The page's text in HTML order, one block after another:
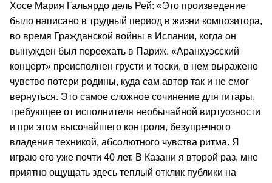
Хосе Мария Гальярдо дель Рей: «Это произведение
было написано в трудный период в жизни композитора,
во время Гражданской войны в Испании, когда он
вынужден был переехать в Париж. «Аранхуэсский
концерт» преисполнен грусти и тоски, в нем выражено
чувство потери родины, куда сам автор так и не смог
вернуться. Это самое сложное сочинение для гитары,
требующее от исполнителя необычайной виртуозности
и при этом высочайшего контроля, безупречного
владения техникой, абсолютного чувства ритма. Я
играю его уже почти 40 лет. В Казани я второй раз, мне
приятно ощущать здесь теплый отклик публики на